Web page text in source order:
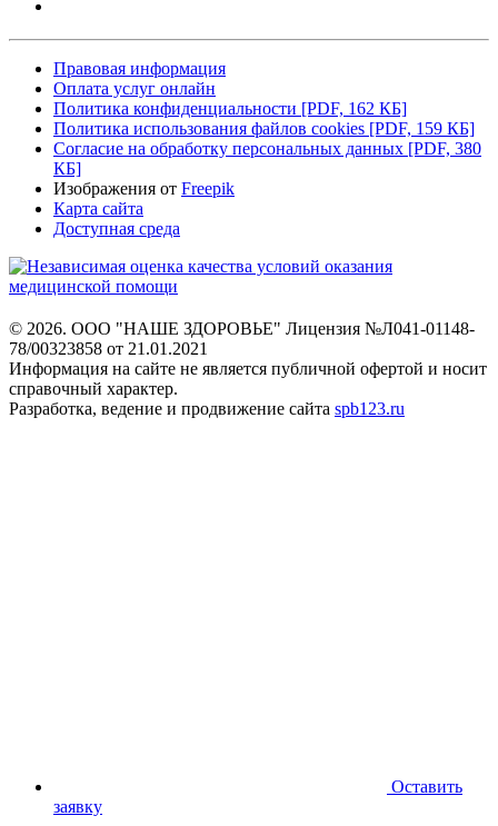
Правовая информация
Оплата услуг онлайн
Политика конфиденциальности [PDF, 162 КБ]
Политика использования файлов cookies [PDF, 159 КБ]
Согласие на обработку персональных данных [PDF, 380
КБ]
Изображения от Freepik
Карта сайта
Доступная среда
© 2026. ООО "НАШЕ ЗДОРОВЬЕ" Лицензия №Л041-01148-
78/00323858 от 21.01.2021
Информация на сайте не является публичной офертой и носит
справочный характер.
Разработка, ведение и продвижение сайта spb123.ru
Оставить
заявку